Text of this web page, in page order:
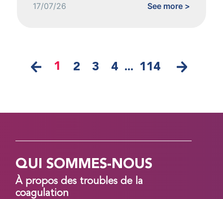
17/07/26 See more >
1 2 3 4 ... 114
QUI SOMMES-NOUS
À propos des troubles de la
coagulation